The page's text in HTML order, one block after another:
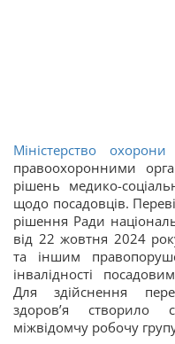
Міністерство
правоохоронними
рішень медико-
щодо посадовців.
рішення Ради
від 22 жовтня 2024
та іншим
інвалідності
Для здійснення
здоров’я створило
міжвідомчу робочу